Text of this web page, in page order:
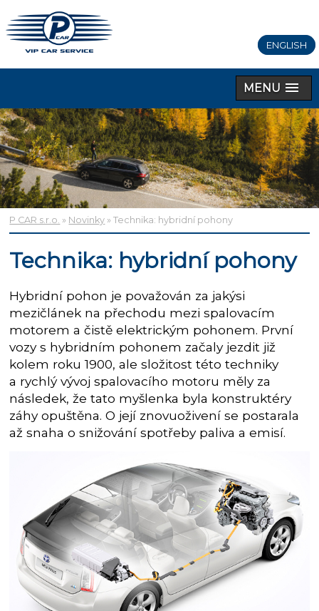
ENGLISH
MENU
P CAR s.r.o. » Novinky » Technika: hybridní pohony
Technika: hybridní pohony
Hybridní pohon je považován za jakýsi
mezičlánek na přechodu mezi spalovacím
motorem a čistě elektrickým pohonem. První
vozy s hybridním pohonem začaly jezdit již
kolem roku 1900, ale složitost této techniky
a rychlý vývoj spalovacího motoru měly za
následek, že tato myšlenka byla konstruktéry
záhy opuštěna. O její znovuoživení se postarala
až snaha o snižování spotřeby paliva a emisí.